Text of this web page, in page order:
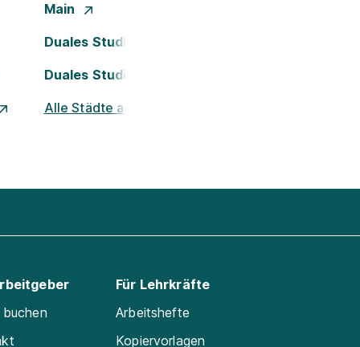
Main
Duales Studium Köln
Duales Studium Nürnberg
Alle Städte ansehen
Für Lehrkräfte
Arbeitshefte
Kopiervorlagen